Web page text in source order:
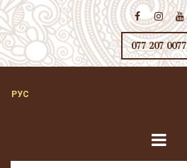
  
077 207 0077
РУС